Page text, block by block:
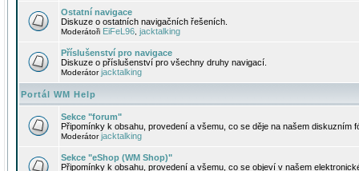
Ostatní navigace
Diskuze o ostatních navigačních řešeních.
Moderátoři EiFeL96 jacktalking
Příslušenství pro navigace
Diskuze o příslušenství pro všechny druhy navigací.
Moderátorjacktalking
Portál WM Help
Sekce "forum"
Připomínky k obsahu, provedení a všemu, co se děje na našem diskuzním
Moderátorjacktalking
Sekce "eShop (WM Shop)"
Připomínky k obsahu, provedení a všemu, co se objeví v našem